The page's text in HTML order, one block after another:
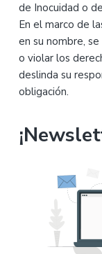
de Inocuidad o
En el marco de
en su nombre,
o violar los
deslinda su
obligación.